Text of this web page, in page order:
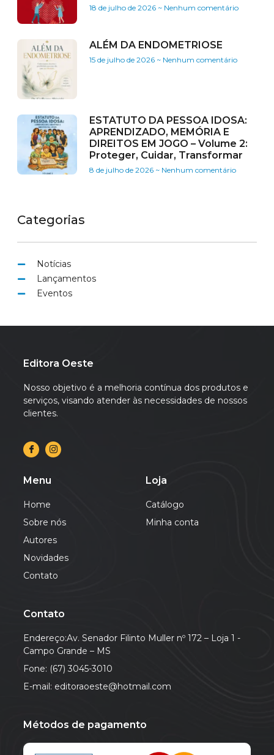
18 de julho de 2026 Nenhum comentário
ALÉM DA ENDOMETRIOSE
15 de julho de 2026 Nenhum comentário
ESTATUTO DA PESSOA IDOSA:
APRENDIZADO, MEMÓRIA E
DIREITOS EM JOGO – Volume 2:
Proteger, Cuidar, Transformar
8 de julho de 2026 Nenhum comentário
Categorias
Notícias
Lançamentos
Eventos
Editora Oeste
Nosso objetivo é a melhoria contínua dos produtos e
serviços, visando atender às necessidades de nossos
clientes.
Menu
Home
Sobre nós
Autores
Novidades
Contato
Loja
Catálogo
Minha conta
Contato
Endereço:Av. Senador Filinto Muller nº 172 – Loja 1 -
Campo Grande – MS
Fone: (67) 3045-3010
E-mail: editoraoeste@hotmail.com
Métodos de pagamento